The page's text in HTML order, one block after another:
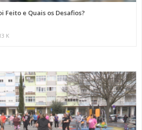
Feito e Quais os Desafios?
K